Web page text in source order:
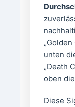
unten
„Death
oben
Diese